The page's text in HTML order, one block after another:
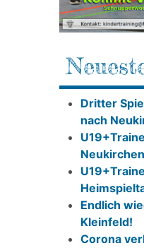
Dritter
nach
Neukirchen
Endlich
Kleinfeld!
Corona